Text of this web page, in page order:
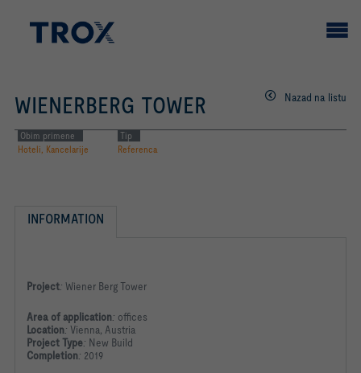
WIENERBERG TOWER Nazad na listu
Obim primene
Hoteli, Kancelarije
Tip
Referenca
INFORMATION
Project: Wiener Berg Tower
Area of application: offices
Location: Vienna, Austria
Project Type: New Build
Completion: 2019